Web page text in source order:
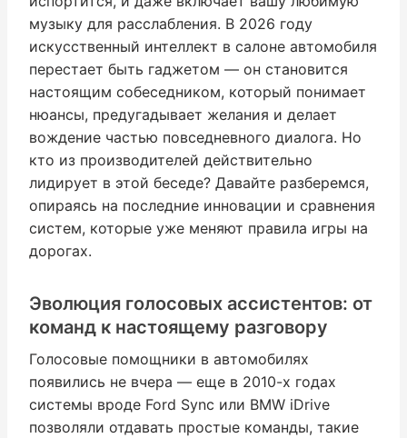
музыку для расслабления. В 2026 году
искусственный интеллект в салоне автомобиля
перестает быть гаджетом — он становится
настоящим собеседником, который понимает
нюансы, предугадывает желания и делает
вождение частью повседневного диалога. Но
кто из производителей действительно
лидирует в этой беседе? Давайте разберемся,
опираясь на последние инновации и сравнения
систем, которые уже меняют правила игры на
дорогах.
Эволюция голосовых ассистентов: от
команд к настоящему разговору
Голосовые помощники в автомобилях
появились не вчера — еще в 2010-х годах
системы вроде Ford Sync или BMW iDrive
позволяли отдавать простые команды, такие